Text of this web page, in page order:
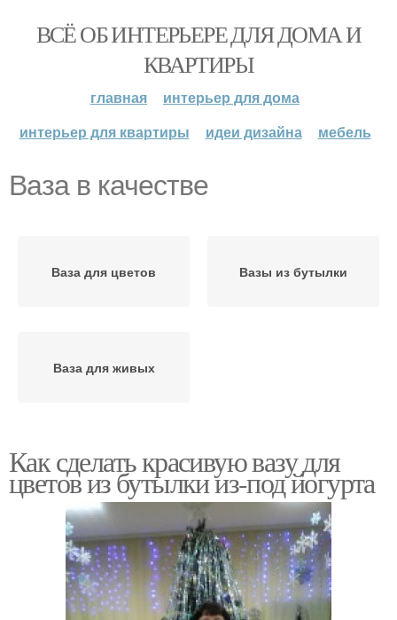
ВСЁ ОБ ИНТЕРЬЕРЕ ДЛЯ ДОМА И
КВАРТИРЫ
главная
интерьер для дома
интерьер для квартиры
идеи дизайна мебель
Ваза в качестве
Ваза для цветов Вазы из бутылки
Ваза для живых
Как сделать красивую вазу для
цветов из бутылки из-под йогурта